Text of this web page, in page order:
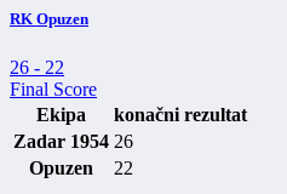
RK Opuzen
26 - 22
Final Score
Ekipa
konačni rezultat
Zadar 1954 26
Opuzen
22